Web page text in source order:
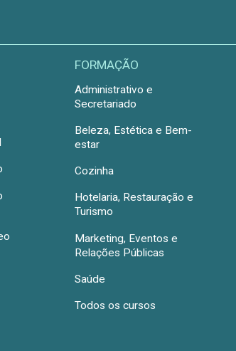
FORMAÇÃO
Administrativo e
Secretariado
Beleza, Estética e Bem-
estar
Cozinha
Hotelaria, Restauração e
Turismo
Marketing, Eventos e
Relações Públicas
Saúde
Todos os cursos